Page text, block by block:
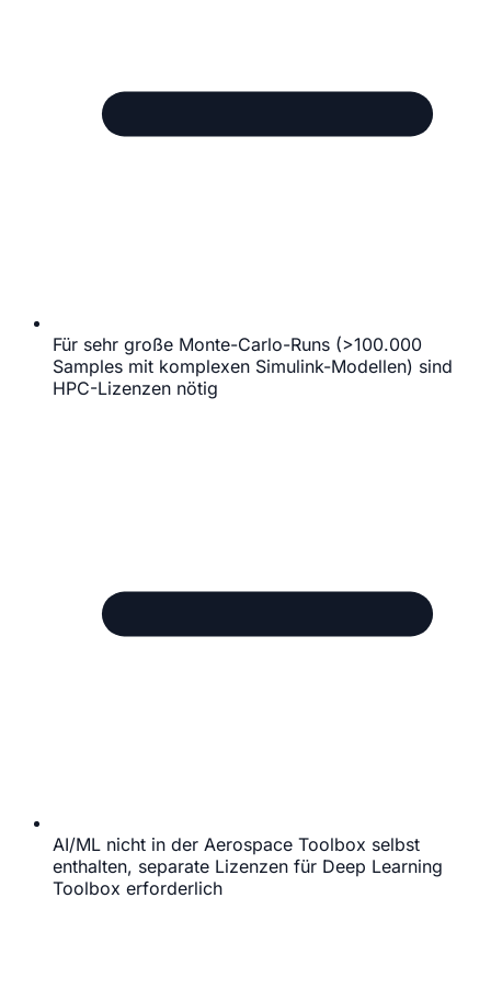
Für sehr große Monte-Carlo-Runs (>100.000
Samples mit komplexen Simulink-Modellen) sind
HPC-Lizenzen nötig
AI/ML nicht in der Aerospace Toolbox selbst
enthalten, separate Lizenzen für Deep Learning
Toolbox erforderlich